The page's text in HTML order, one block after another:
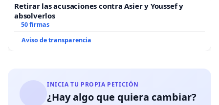
Retirar las acusaciones contra Asier y Youssef y
absolverlos
50 firmas
Aviso de transparencia
INICIA TU PROPIA PETICIÓN
¿Hay algo que quiera cambiar?